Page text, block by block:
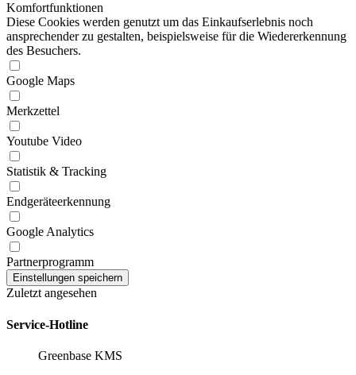
Komfortfunktionen
Diese Cookies werden genutzt um das Einkaufserlebnis noch
ansprechender zu gestalten, beispielsweise für die Wiedererkennung
des Besuchers.
Google Maps
Merkzettel
Youtube Video
Statistik & Tracking
Endgeräteerkennung
Google Analytics
Partnerprogramm
Zuletzt angesehen
Service-Hotline
Greenbase KMS